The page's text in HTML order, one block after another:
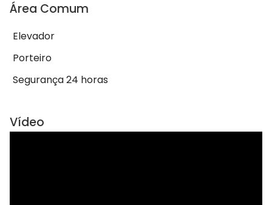
Área Comum
Elevador
Porteiro
Segurança 24 horas
Vídeo